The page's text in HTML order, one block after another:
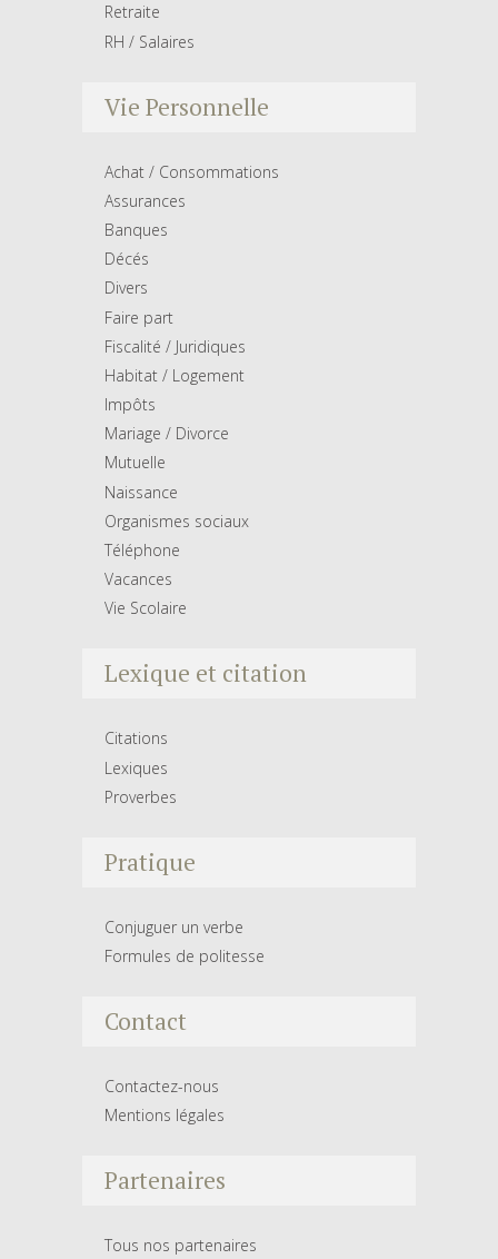
Retraite
RH / Salaires
Vie Personnelle
Achat / Consommations
Assurances
Banques
Décés
Divers
Faire part
Fiscalité / Juridiques
Habitat / Logement
Impôts
Mariage / Divorce
Mutuelle
Naissance
Organismes sociaux
Téléphone
Vacances
Vie Scolaire
Lexique et citation
Citations
Lexiques
Proverbes
Pratique
Conjuguer un verbe
Formules de politesse
Contact
Contactez-nous
Mentions légales
Partenaires
Tous nos partenaires